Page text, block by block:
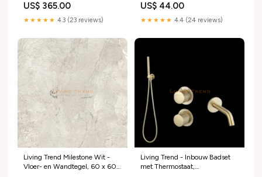
Spiegel spiegel
US$ 365.00
★★★★★ 4.3 (23 reviews)
sanisuply
US$ 44.00
★★★★★ 4.4 (24 reviews)
Living Trend Milestone Wit -
Vloer- en Wandtegel, 60 x 60
Living Trend - Inbouw Badset
met Thermostaat,